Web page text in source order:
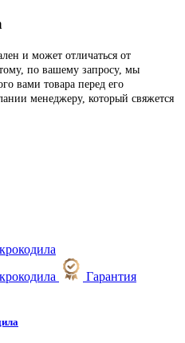
и может отличаться от
по вашему запросу, мы
вами товара перед его
менеджеру, который свяжется
Гарантия